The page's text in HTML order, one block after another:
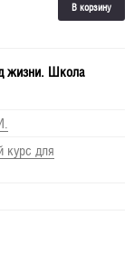
В корзину
жизни. Школа
курс для